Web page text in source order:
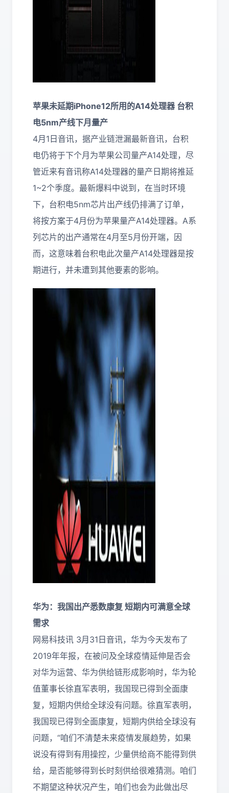
苹果未延期iPhone12所用的A14处理器 台积
电5nm产线下月量产
4月1日音讯，据产业链泄漏最新音讯，台积
电仍将于下个月为苹果公司量产A14处理，尽
管近来有音讯称A14处理器的量产日期将推延
1~2个季度。最新爆料中说到，在当时环境
下，台积电5nm芯片出产线仍排满了订单，
将按方案于4月份为苹果量产A14处理器。A系
列芯片的出产通常在4月至5月份开端，因
而，这意味着台积电此次量产A14处理器是按
期进行，并未遭到其他要素的影响。
华为：我国出产悉数康复 短期内可满意全球
需求
网易科技讯 3月31日音讯，华为今天发布了
2019年年报，在被问及全球疫情延伸是否会
对华为运营、华为供给链形成影响时，华为轮
值董事长徐直军表明，我国现已得到全面康
复，短期内供给全球没有问题。徐直军表明，
我国现已得到全面康复，短期内供给全球没有
问题，“咱们不清楚未来疫情发展趋势，如果
说没有得到有用操控，少量供给商不能得到供
给，是否能够得到长时刻供给很难猜测。咱们
不期望这种状况产生，咱们也会为此做出尽